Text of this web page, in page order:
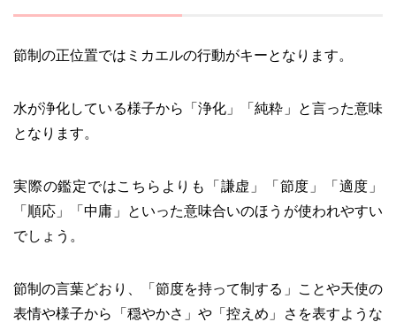
節制の正位置ではミカエルの行動がキーとなります。
水が浄化している様子から「浄化」「純粋」と言った意味
となります。
実際の鑑定ではこちらよりも「謙虚」「節度」「適度」
「順応」「中庸」といった意味合いのほうが使われやすい
でしょう。
節制の言葉どおり、「節度を持って制する」ことや天使の
表情や様子から「穏やかさ」や「控えめ」さを表すような